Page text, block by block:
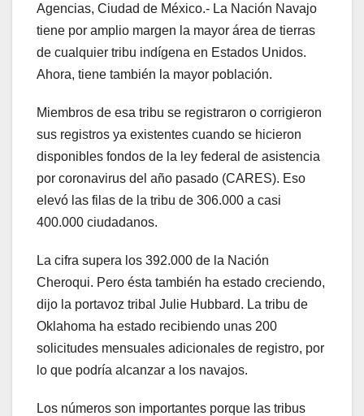
Agencias, Ciudad de México.- La Nación Navajo
tiene por amplio margen la mayor área de tierras
de cualquier tribu indígena en Estados Unidos.
Ahora, tiene también la mayor población.
Miembros de esa tribu se registraron o corrigieron
sus registros ya existentes cuando se hicieron
disponibles fondos de la ley federal de asistencia
por coronavirus del año pasado (CARES). Eso
elevó las filas de la tribu de 306.000 a casi
400.000 ciudadanos.
La cifra supera los 392.000 de la Nación
Cheroqui. Pero ésta también ha estado creciendo,
dijo la portavoz tribal Julie Hubbard. La tribu de
Oklahoma ha estado recibiendo unas 200
solicitudes mensuales adicionales de registro, por
lo que podría alcanzar a los navajos.
Los números son importantes porque las tribus